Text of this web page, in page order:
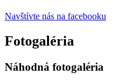
Navštívte nás na facebooku
Fotogaléria
Náhodná fotogaléria